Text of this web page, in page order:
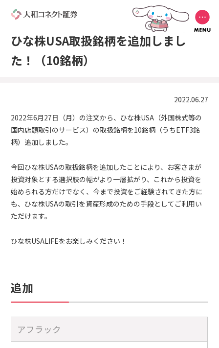
ひな株USA取扱銘柄を追加しまし
た！（10銘柄）
2022.06.27
2022年6月27日（月）の注文から、ひな株USA（外国株式等の
国内店頭取引のサービス）の取扱銘柄を10銘柄（うちETF3銘
柄）追加しました。
今回ひな株USAの取扱銘柄を追加したことにより、お客さまが
投資対象とする選択肢の幅がより一層拡がり、これから投資を
始められる方だけでなく、今まで投資をご経験されてきた方に
も、ひな株USAの取引を資産形成のための手段としてご利用い
ただけます。
ひな株USALIFEをお楽しみください！
追加
アフラック